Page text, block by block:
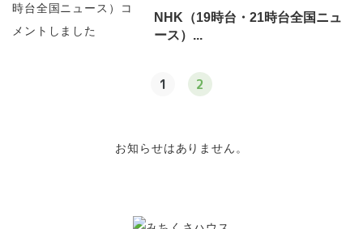
NHK（19時台・21時台全国ニュ
ース）...
1 2
お知らせはありません。